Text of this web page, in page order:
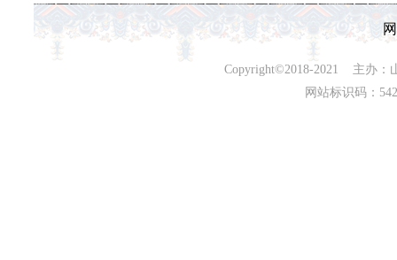
Copyright©2018-2021 主办：
网站标识码：